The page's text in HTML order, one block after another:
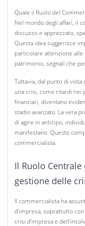
Quale il Ruolo del
Nel mondo degli affari, il
discusso e apprezzato,
Questa idea suggerisce
particolare attenzione
patrimonio, segnali che
Tuttavia, dal punto di
una crisi, come ritardi nei
finanziari, diventano
stadio avanzato. La vera
di agire in anticipo,
manifestano. Questo
commercialista.
Il Ruolo
gestione delle
Il commercialista ha
d’impresa, soprattutto
crisi d’impresa e